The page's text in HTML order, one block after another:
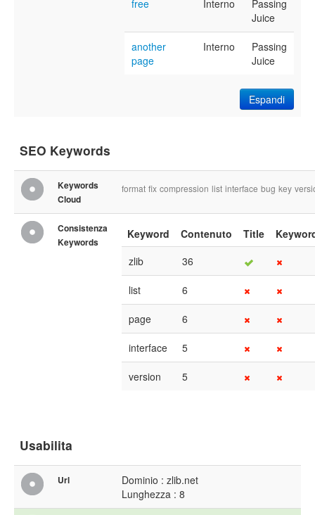
free Interno
Passing
Juice
another
page
Interno
Passing
Juice
Espandi
SEO Keywords
Keywords
Cloud
format fix compression list interface bug key
Consistenza
Keywords
Keyword Contenuto Title
zlib
36
list 6
page 6
interface 5
version 5
Usabilita
Url
Dominio : zlib.net
Lunghezza : 8